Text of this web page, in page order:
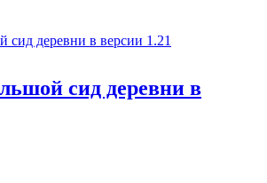
сид деревни в